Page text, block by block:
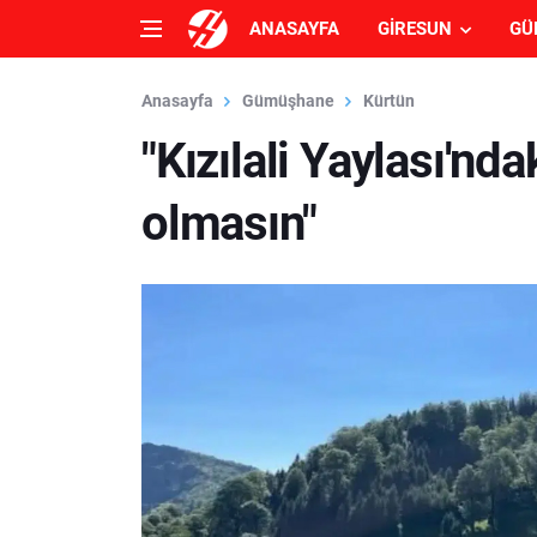
ANASAYFA GIRESUN
Anasayfa Gümüşhane Kürtün
"Kızılali
olmasın"